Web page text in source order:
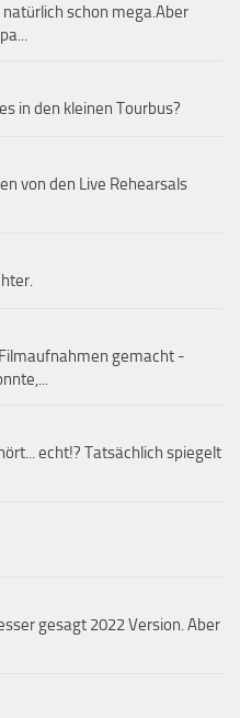
natürlich schon mega.Aber
in den kleinen Tourbus?
von den Live Rehearsals
gemacht -
echt!? Tatsächlich spiegelt
gesagt 2022 Version. Aber